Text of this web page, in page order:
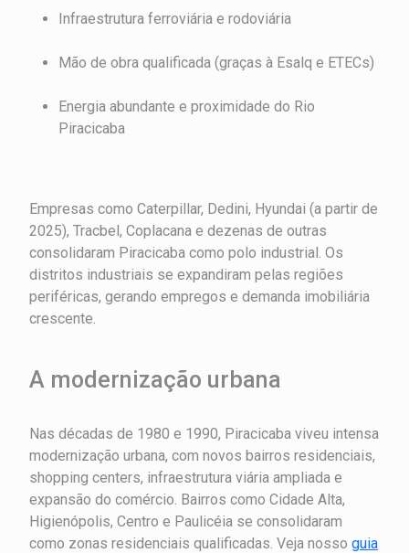
Infraestrutura ferroviária e rodoviária
Mão de obra qualificada (graças à Esalq e ETECs)
Energia abundante e proximidade do Rio
Piracicaba
Empresas como Caterpillar, Dedini, Hyundai (a partir de
2025), Tracbel, Coplacana e dezenas de outras
consolidaram Piracicaba como polo industrial. Os
distritos industriais se expandiram pelas regiões
periféricas, gerando empregos e demanda imobiliária
crescente.
A modernização urbana
Nas décadas de 1980 e 1990, Piracicaba viveu intensa
modernização urbana, com novos bairros residenciais,
shopping centers, infraestrutura viária ampliada e
expansão do comércio. Bairros como Cidade Alta,
Higienópolis, Centro e Paulicéia se consolidaram
como zonas residenciais qualificadas. Veja nosso guia